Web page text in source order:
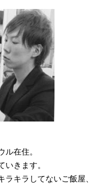
ル在住。
いきます。
キラしてないご飯屋、